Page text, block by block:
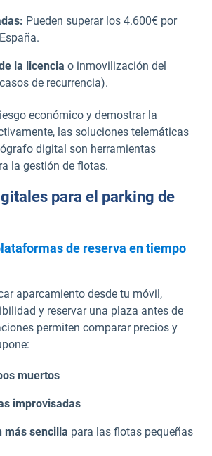
Pueden superar los 4.600€ por
la licencia o inmovilización del
de recurrencia).
económico y demostrar la
las soluciones telemáticas
digital son herramientas
la gestión de flotas.
para el parking de
de reserva en tiempo
aparcamiento desde tu móvil,
y reservar una plaza antes de
permiten comparar precios y
muertos
improvisadas
más sencilla para las flotas pequeñas